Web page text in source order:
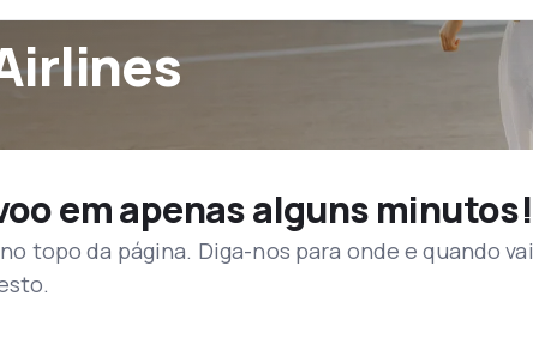
em apenas alguns minutos!
topo da página. Diga-nos para onde e quando vai